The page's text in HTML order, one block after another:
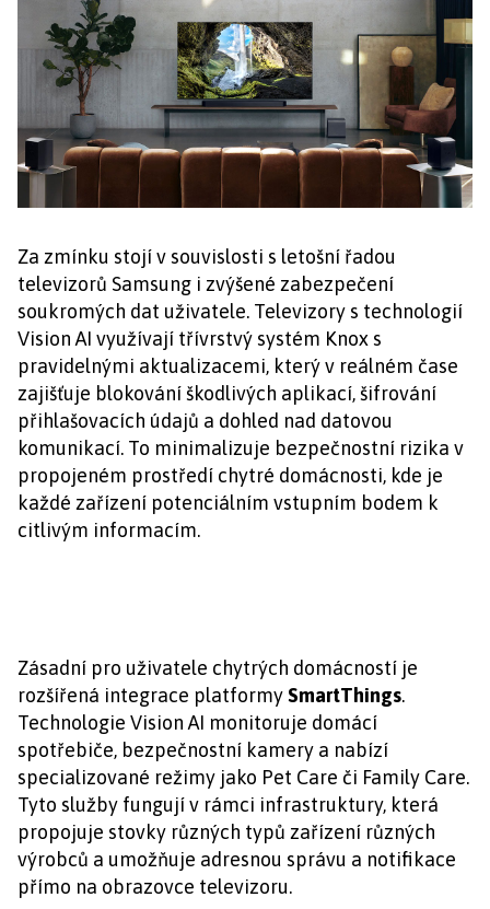
Za zmínku stojí v souvislosti s letošní řadou
televizorů Samsung i zvýšené zabezpečení
soukromých dat uživatele. Televizory s technologií
Vision AI využívají třívrstvý systém Knox s
pravidelnými aktualizacemi, který v reálném čase
zajišťuje blokování škodlivých aplikací, šifrování
přihlašovacích údajů a dohled nad datovou
komunikací. To minimalizuje bezpečnostní rizika v
propojeném prostředí chytré domácnosti, kde je
každé zařízení potenciálním vstupním bodem k
citlivým informacím.
Zásadní pro uživatele chytrých domácností je
rozšířená integrace platformySmartThings.
Technologie Vision AI monitoruje domácí
spotřebiče, bezpečnostní kamery a nabízí
specializované režimy jako Pet Care či Family Care.
Tyto služby fungují v rámci infrastruktury, která
propojuje stovky různých typů zařízení různých
výrobců a umožňuje adresnou správu a notifikace
přímo na obrazovce televizoru.